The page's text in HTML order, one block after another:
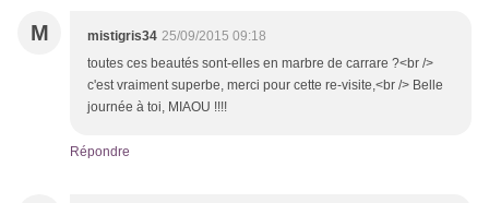
M mistigris34 25/09/2015 09:18
toutes ces beautés sont-elles en marbre de carrare ?<br />
c'est vraiment superbe, merci pour cette re-visite,<br /> Belle
journée à toi, MIAOU !!!!
Répondre